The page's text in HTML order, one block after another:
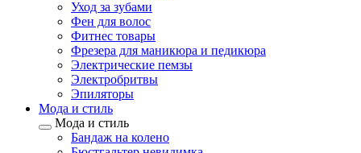
Уход за зубами
Фен для волос
Фитнес товары
Фрезера для маникюра и педикюра
Электрические пемзы
Электробритвы
Эпиляторы
Мода и стиль
Мода и стиль
Бандаж на колено